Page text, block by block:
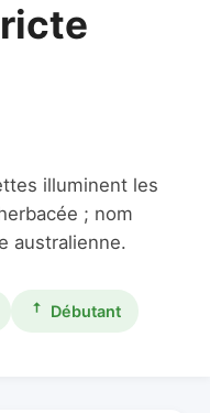
illuminent les
; nom
australienne.
Débutant